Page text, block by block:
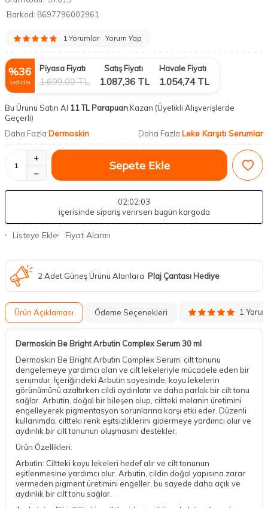
Barkod: 8697796002961
1 Yorumlar Yorum Yap
%36
İndirim
Piyasa Fiyatı
1.699,00TL
Satış Fiyatı
1.087,36 TL
Havale Fiyatı
1.054,74TL
Bu Ürünü Satın Al 11 TL ParapuanKazan (Üyelikli Alışverişlerde
Geçerli)
Daha Fazla Dermoskin Daha Fazla Leke Karşıtı Serumlar
Sepete Ekle
02:02:02
içerisinde sipariş verirsen bugün kargoda
Listeye Ekle Fiyat Alarmı
2 Adet Güneş Ürünü Alanlara Plaj Çantası Hediye
Ürün Açıklaması Ödeme Seçenekleri 1 Yorum
Dermoskin Be Bright Arbutin Complex Serum 30 ml
Dermoskin Be Bright Arbutin Complex Serum, cilt tonunu
dengelemeye yardımcı olan ve cilt lekeleriyle mücadele eden bir
serumdur. İçeriğindeki Arbutin sayesinde, koyu lekelerin
görünümünü azaltırken cildi aydınlatır ve daha parlak bir cilt tonu
sağlar. Arbutin, doğal bir bileşen olup, ciltteki melanin üretimini
engelleyerek pigmentasyon sorunlarına karşı etki eder. Düzenli
kullanımda, ciltteki renk eşitsizliklerini gidermeye yardımcı olur ve
aydınlık bir cilt tonunun oluşmasını destekler.
Ürün Özellikleri:
Arbutin: Ciltteki koyu lekeleri hedef alır ve cilt tonunun
eşitlenmesine yardımcı olur. Arbutin, cildin doğal yapısına zarar
vermeden pigment üretimini engeller, bu sayede daha açık ve
aydınlık bir cilt tonu sağlar.